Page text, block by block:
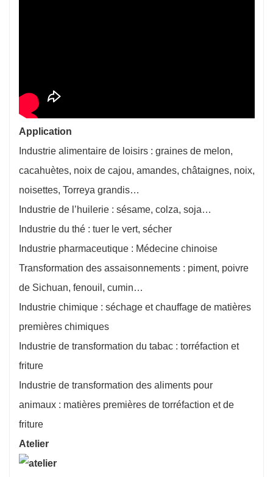
Application
Industrie alimentaire de loisirs : graines de melon,
cacahuètes, noix de cajou, amandes, châtaignes, noix,
noisettes, Torreya grandis…
Industrie de l’huilerie : sésame, colza, soja…
Industrie du thé : tuer le vert, sécher
Industrie pharmaceutique : Médecine chinoise
Transformation des assaisonnements : piment, poivre
de Sichuan, fenouil, cumin…
Industrie chimique : séchage et chauffage de matières
premières chimiques
Industrie de transformation du tabac : torréfaction et
friture
Industrie de transformation des aliments pour
animaux : matières premières de torréfaction et de
friture
Atelier